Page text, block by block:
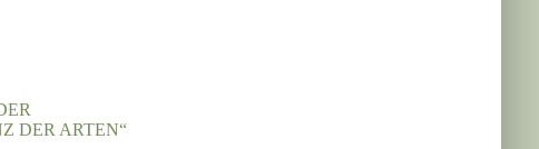
DER ARTEN“